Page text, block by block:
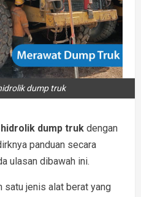
dump truk
dump truk dengan
panduan secara
ulasan dibawah ini.
satu jenis alat berat yang